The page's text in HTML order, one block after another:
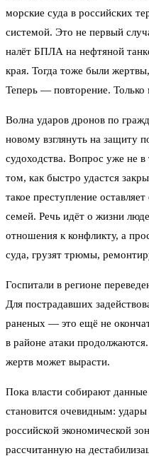
морские суда в российских
системой. Это не первый
налёт БПЛА на нефтяной
края. Тогда тоже были
Теперь — повторение. Только
Волна ударов дронов по
новому взглянуть на защиту
судоходства. Вопрос уже не
том, как быстро удастся
такое преступление
семей. Речь идёт о жизни
отношения к конфликту, а
суда, грузят трюмы,
Госпитали в регионе
Для пострадавших
раненых — это ещё не
в районе атаки
жертв может вырасти.
Пока власти собирают
становится очевидным:
российской экономической
рассчитанную на